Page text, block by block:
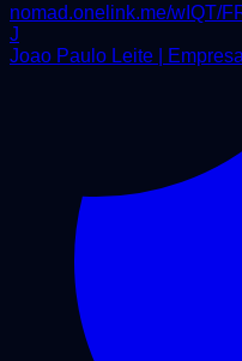
nomad.onelink.me/wIQT/
J
Joao Paulo Leite |